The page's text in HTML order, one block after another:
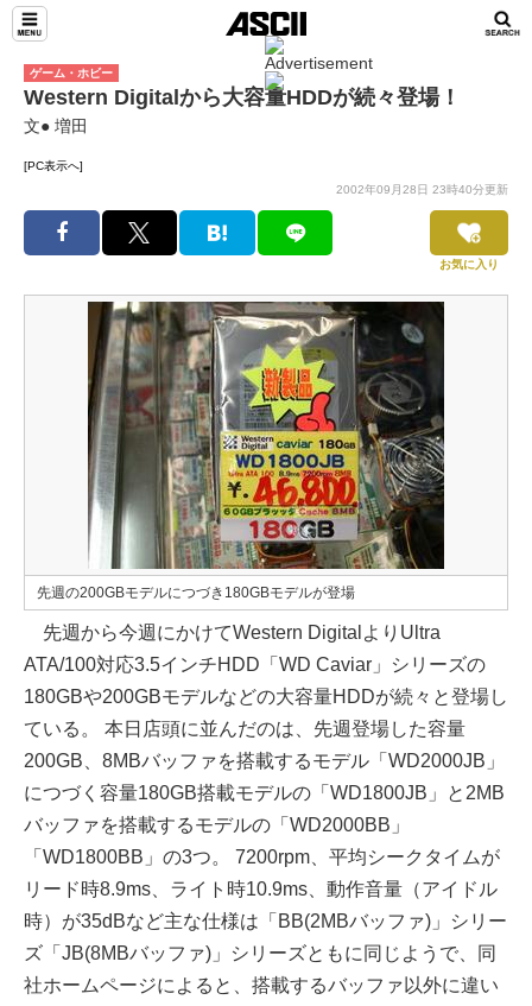
ゲーム・ホビー
Western Digitalから大容量HDDが続々登場！
文● 増田
[PC表示へ]
2002年09月28日 23時40分更新
お気に入り
先週の200GBモデルにつづき180GBモデルが登場
先週から今週にかけてWestern DigitalよりUltra
ATA/100対応3.5インチHDD「WD Caviar」シリーズの
180GBや200GBモデルなどの大容量HDDが続々と登場し
ている。 本日店頭に並んだのは、先週登場した容量
200GB、8MBバッファを搭載するモデル「WD2000JB」
につづく容量180GB搭載モデルの「WD1800JB」と2MB
バッファを搭載するモデルの「WD2000BB」
「WD1800BB」の3つ。 7200rpm、平均シークタイムが
リード時8.9ms、ライト時10.9ms、動作音量（アイドル
時）が35dBなど主な仕様は「BB(2MBバッファ)」シリー
ズ「JB(8MBバッファ)」シリーズともに同じようで、同
社ホームページによると、搭載するバッファ以外に違い